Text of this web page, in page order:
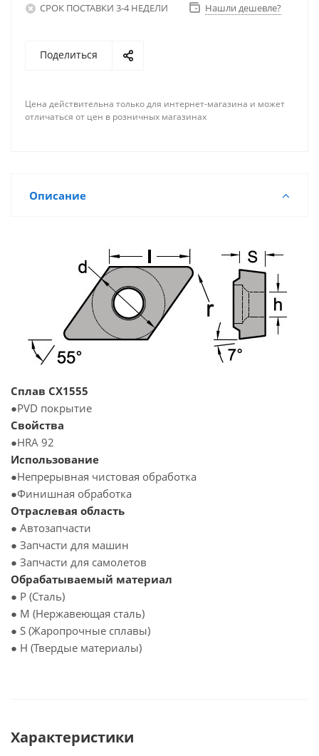
СРОК ПОСТАВКИ 3-4 НЕДЕЛИ Нашли дешевле?
Поделиться
Цена действительна только для интернет-магазина и может
отличаться от цен в розничных магазинах
Описание
Сплав CX1555
●PVD покрытие
Свойства
●HRA 92
Использование
●Непрерывная чистовая обработка
●Финишная обработка
Отраслевая область
● Автозапчасти
● Запчасти для машин
● Запчасти для самолетов
Обрабатываемый материал
● P (Сталь)
● M (Нержавеющая сталь)
● S (Жаропрочные сплавы)
● H (Твердые материалы)
Характеристики